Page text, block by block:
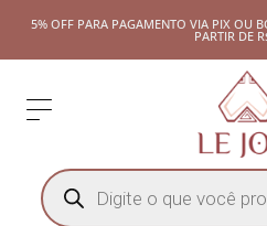
5% OFF PARA PAGAMENTO VIA PIX OU
PARTIR DE